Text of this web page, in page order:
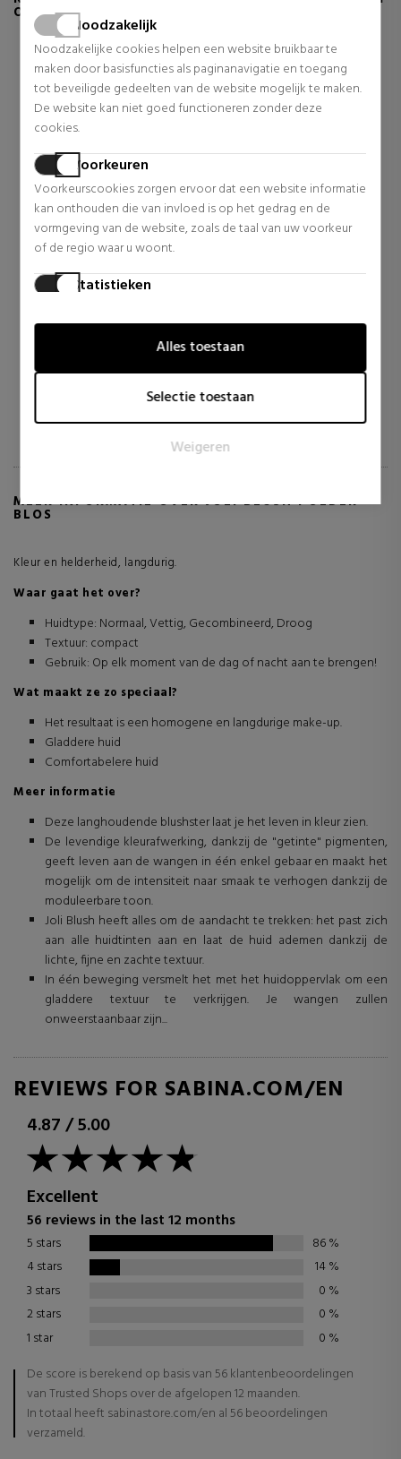
Noodzakelijk
Noodzakelijke cookies helpen een website bruikbaar te
maken door basisfuncties als paginanavigatie en toegang
tot beveiligde gedeelten van de website mogelijk te maken.
De website kan niet goed functioneren zonder deze
cookies.
Voorkeuren
Voorkeurscookies zorgen ervoor dat een website informatie
kan onthouden die van invloed is op het gedrag en de
vormgeving van de website, zoals de taal van uw voorkeur
of de regio waar u woont.
Statistieken
hoe bezoekers omgaan met websites door anoniem
informatie te verzamelen en te rapporteren.
wanneer ze verschillende websites bezoeken. Het doel is
om advertenties weer te geven die relevant en aantrekkelijk
Alles toestaan
Selectie toestaan
Weigeren
OOK:
DAVIDOFF
COOL WATER WOMAN
10 beoordelingen
TOUCHE ECLAT
MEER INFORMATIE OVER JOLI BLUSH POEDER
BLOS
Kleur en helderheid, langdurig.
Waar gaat het over?
Huidtype: Normaal, Vettig, Gecombineerd, Droog
Textuur: compact
Gebruik: Op elk moment van de dag of nacht aan te brengen!
Wat maakt ze zo speciaal?
Het resultaat is een homogene en langdurige make-up.
Gladdere huid
Comfortabelere huid
Meer informatie
Deze langhoudende blushster laat je het leven in kleur zien.
De levendige kleurafwerking, dankzij de "getinte" pigmenten,
geeft leven aan de wangen in één enkel gebaar en maakt het
mogelijk om de intensiteit naar smaak te verhogen dankzij de
moduleerbare toon.
Joli Blush heeft alles om de aandacht te trekken: het past zich
aan alle huidtinten aan en laat de huid ademen dankzij de
lichte, fijne en zachte textuur.
In één beweging versmelt het met het huidoppervlak om een
gladdere textuur te verkrijgen. Je wangen zullen
onweerstaanbaar zijn...
REVIEWS FOR SABINA.COM/EN
4.87/5.00
Excellent
56 reviews in the last 12 months
5 stars 86%
4 stars
14%
3 stars
0 %
2 stars
0 %
1 star
0 %
De score is berekend op basis van 56 klantenbeoordelingen
van Trusted Shops over de afgelopen 12 maanden.
In totaal heeft sabinastore.com/en al 56 beoordelingen
verzameld.